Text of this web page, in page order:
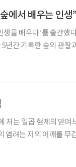
에서 배우는 인생
생을 배우다’를 출간했
년간 기록한 숲의 관찰
저는 일곱 형제의 맏며
염려는 저의 어깨를 무